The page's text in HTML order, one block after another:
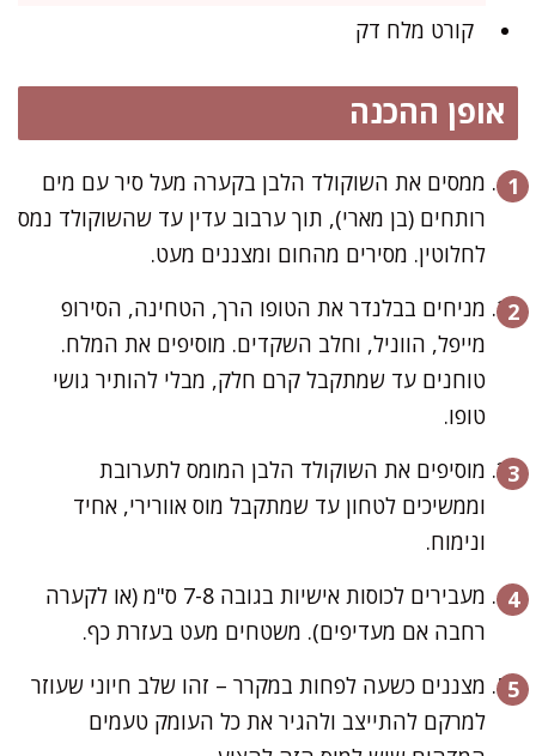
קורט מלח דק
אופן ההכנה
ממסים את השוקולד הלבן בקערה מעל סיר עם מים
רותחים (בן מארי), תוך ערבוב עדין עד שהשוקולד נמס
לחלוטין. מסירים מהחום ומצננים מעט.
מניחים בבלנדר את הטופו הרך, הטחינה, הסירופ
מייפל, הווניל, וחלב השקדים. מוסיפים את המלח.
טוחנים עד שמתקבל קרם חלק, מבלי להותיר גושי
טופו.
מוסיפים את השוקולד הלבן המומס לתערובת
וממשיכים לטחון עד שמתקבל מוס אוורירי, אחיד
ונימוח.
מעבירים לכוסות אישיות בגובה 7-8 ס"מ (או לקערה
רחבה אם מעדיפים). משטחים מעט בעזרת כף.
מצננים כשעה לפחות במקרר – זהו שלב חיוני שעוזר
למרקם להתייצב ולהגיר את כל העומק טעמים